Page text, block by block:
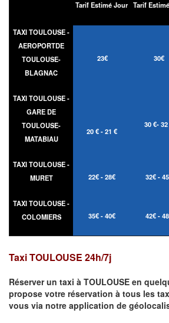
Tarif Estimé Jour Tarif
TAXI TOULOUSE -
AEROPORTDE
TOULOUSE-
BLAGNAC
23€ 30€
TAXI TOULOUSE -
GARE DE
TOULOUSE-
MATABIAU
20 € - 21 €
30 €-
TAXI TOULOUSE -
MURET
22€ - 28€ 32€ -
TAXI TOULOUSE -
COLOMIERS
35€ - 40€ 42€ -
Taxi TOULOUSE 24h/7j
Réserver un taxi à TOULOUSE en
propose votre réservation à tous les
vous via notre application de